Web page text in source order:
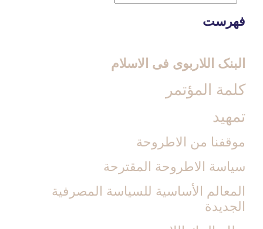
فهرست
البنک اللاربوی فی الاسلام
كلمة المؤتمر
تمهيد
موقفنا من الاطروحة
سياسة الاطروحة المقترحة
المعالم الأساسية للسياسة المصرفية
الجديدة